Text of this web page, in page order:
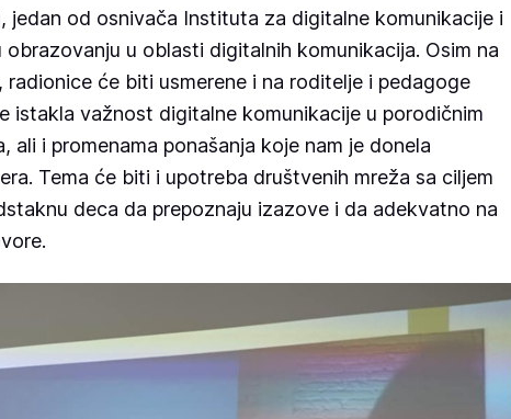
, jedan od osnivača Instituta za digitalne komunikacije i
obrazovanju u oblasti digitalnih komunikacija. Osim na
radionice će biti usmerene i na roditelje i pedagoge
istakla važnost digitalne komunikacije u porodičnim
ali i promenama ponašanja koje nam je donela
Tema će biti i upotreba društvenih mreža sa ciljem
deca da prepoznaju izazove i da adekvatno na